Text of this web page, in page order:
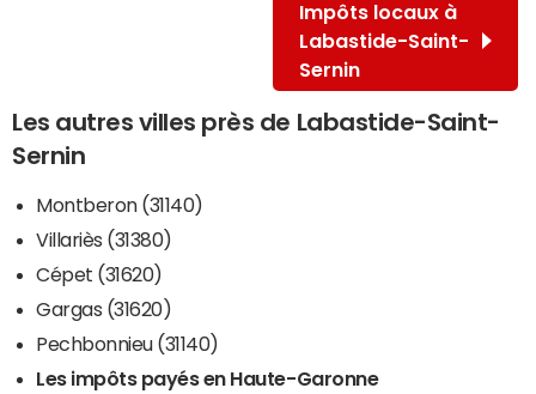
Impôts locaux à
Labastide-Saint-
Sernin
Les autres villes près de Labastide-Saint-
Sernin
Montberon (31140)
Villariès (31380)
Cépet (31620)
Gargas (31620)
Pechbonnieu (31140)
Les impôts payés en Haute-Garonne